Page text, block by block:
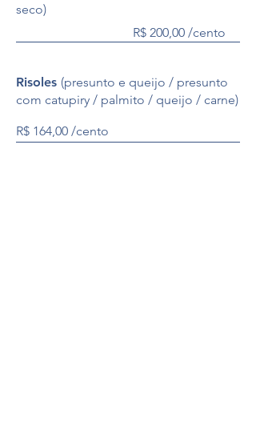
seco)
R$ 200,00 /cento
Risoles (presunto e queijo / presunto
com catupiry / palmito / queijo / carne)
R$ 164,00 /cento